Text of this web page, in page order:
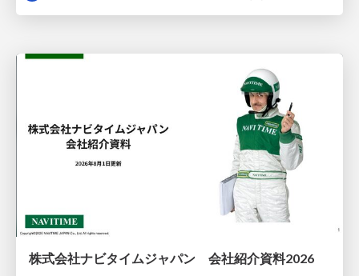
株式会社ナビタイムジャパン 会社紹介資料2026